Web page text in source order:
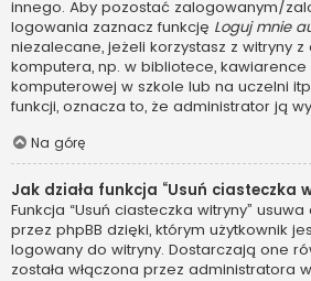
innego. Aby pozostać zalogowanym/
logowania zaznacz funkcję Loguj mnie
niezalecane, jeżeli korzystasz z witryny
komputera, np. w bibliotece, kawiarence
komputerowej w szkole lub na uczelni
funkcji, oznacza to, że administrator ją
Na górę
Jak działa funkcja “Usuń ciasteczka
Funkcja “Usuń ciasteczka witryny”
przez phpBB dzięki, którym użytkownik
logowany do witryny. Dostarczają one
została włączona przez administratora